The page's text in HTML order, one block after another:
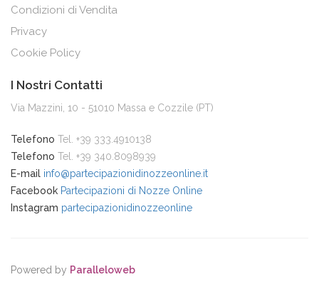
Condizioni di Vendita
Privacy
Cookie Policy
I Nostri Contatti
Via Mazzini, 10 - 51010 Massa e Cozzile (PT)
Telefono Tel. +39 333.4910138
Telefono Tel. +39 340.8098939
E-mail info@partecipazionidinozzeonline.it
Facebook Partecipazioni di Nozze Online
Instagram partecipazionidinozzeonline
Powered by Paralleloweb